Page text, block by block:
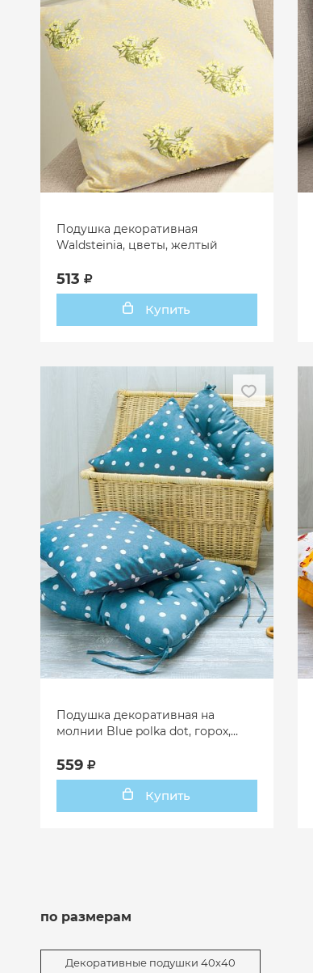
Подушка декоративная
Waldsteinia, цветы, желтый
513
Купить
Подушка декоративная на
молнии Blue polka dot, горох,
559
Купить
по размерам
Декоративные подушки 40х40